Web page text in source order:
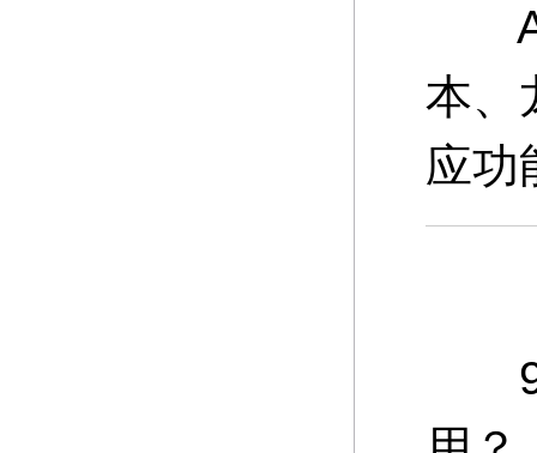
A
本、
应功
9